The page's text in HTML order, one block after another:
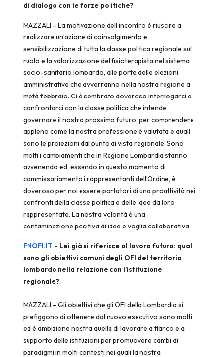
di dialogo con le forze politiche?
MAZZALI – La motivazione dell’incontro è riuscire a
realizzare un’azione di coinvolgimento e
sensibilizzazione di tutta la classe politica regionale sul
ruolo e la valorizzazione del fisioterapista nel sistema
socio-sanitario lombardo, alle porte delle elezioni
amministrative che avverranno nella nostra regione a
metà febbraio. Ci è sembrato doveroso interrogarci e
confrontarci con la classe politica che intende
governare il nostro prossimo futuro, per comprendere
appieno come la nostra professione è valutata e quali
sono le proiezioni dal punto di vista regionale. Sono
molti i cambiamenti che in Regione Lombardia stanno
avvenendo ed, essendo in questo momento di
commissariamento i rappresentanti dell’Ordine, è
doveroso per noi essere portatori di una proattività nei
confronti della classe politica e delle idee da loro
rappresentate. La nostra volontà è una
contaminazione positiva di idee e voglia collaborativa.
FNOFI.IT – Lei già si riferisce al lavoro futuro: quali
sono gli obiettivi comuni degli OFI del territorio
lombardo nella relazione con l’istituzione
regionale?
MAZZALI – Gli obiettivi che gli OFI della Lombardia si
prefiggono di ottenere dal nuovo esecutivo sono molti
ed è ambizione nostra quella di lavorare a fianco e a
supporto delle istituzioni per promuovere cambi di
paradigmi in molti contesti nei quali la nostra